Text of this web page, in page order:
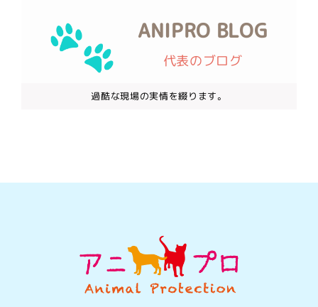
ANIPRO BLOG
代表のブログ
過酷な現場の実情を綴ります。